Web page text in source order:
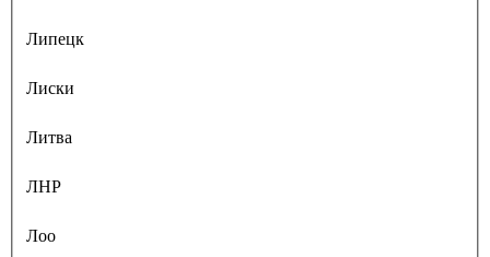
Липецк
Лиски
Литва
ЛНР
Лоо